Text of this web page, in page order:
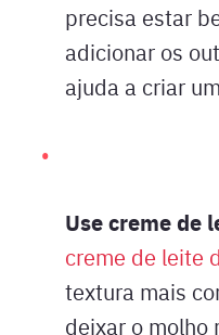
precisa estar
adicionar os
ajuda a criar
Use creme de
creme de leite
textura mais
deixar o molho